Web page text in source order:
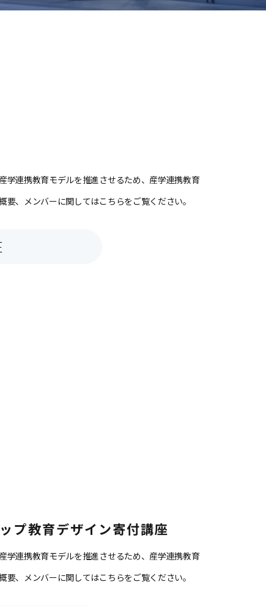
学連携教育モデルを推進させるため、産学連携教育
、メンバーに関してはこちらをご覧ください。
プ教育デザイン寄付講座
学連携教育モデルを推進させるため、産学連携教育
、メンバーに関してはこちらをご覧ください。